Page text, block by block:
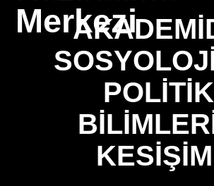
Merkezi
POLITIK